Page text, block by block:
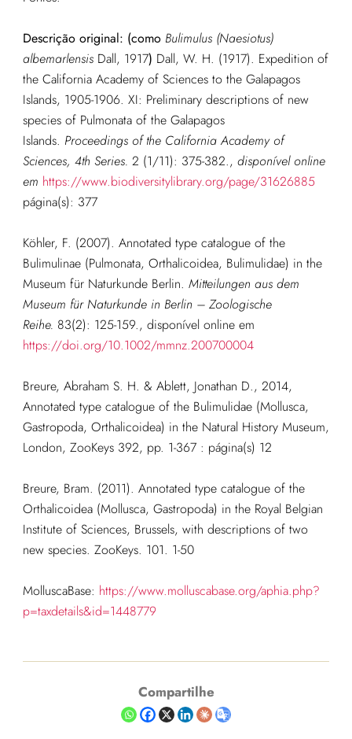
Descrição original: (como Bulimulus (Naesiotus)
albemarlensisDall, 1917) Dall, W. H. (1917). Expedition of
the California Academy of Sciences to the Galapagos
Islands, 1905-1906. XI: Preliminary descriptions of new
species of Pulmonata of the Galapagos
Islands. Proceedings of the California Academy of
Sciences, 4th Series. 2 (1/11): 375-382., disponível online
em https://www.biodiversitylibrary.org/page/31626885
página(s): 377
Köhler, F. (2007). Annotated type catalogue of the
Bulimulinae (Pulmonata, Orthalicoidea, Bulimulidae) in the
Museum für Naturkunde Berlin. Mitteilungen aus dem
Museum für Naturkunde in Berlin – Zoologische
Reihe. 83(2): 125-159., disponível online em
https://doi.org/10.1002/mmnz.200700004
Breure, Abraham S. H. & Ablett, Jonathan D., 2014,
Annotated type catalogue of the Bulimulidae (Mollusca,
Gastropoda, Orthalicoidea) in the Natural History Museum,
London, ZooKeys 392, pp. 1-367 : página(s) 12
Breure, Bram. (2011). Annotated type catalogue of the
Orthalicoidea (Mollusca, Gastropoda) in the Royal Belgian
Institute of Sciences, Brussels, with descriptions of two
new species. ZooKeys. 101. 1-50
MolluscaBase: https://www.molluscabase.org/aphia.php?
p=taxdetails&id=1448779
Compartilhe